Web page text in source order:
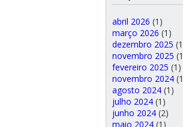
abril 2026 (1)
março 2026 (1)
dezembro 2025
novembro 2025
fevereiro 2025 (1)
novembro 2024
agosto 2024(1)
julho 2024(1)
junho 2024(2)
maio 2024(1)